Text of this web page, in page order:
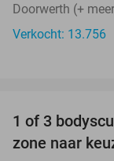
Doorwerth (+
Verkocht: 13.756
TODAY
1 of 3
zone naar